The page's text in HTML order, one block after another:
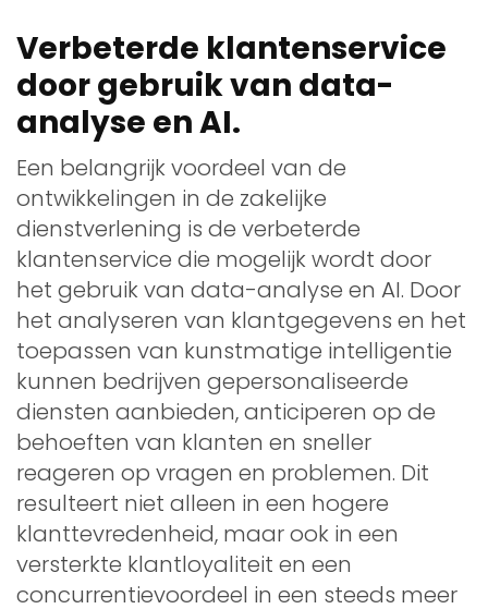
Verbeterde klantenservice
door gebruik van data-
analyse en AI.
Een belangrijk voordeel van de
ontwikkelingen in de zakelijke
dienstverlening is de verbeterde
klantenservice die mogelijk wordt door
het gebruik van data-analyse en AI. Door
het analyseren van klantgegevens en het
toepassen van kunstmatige intelligentie
kunnen bedrijven gepersonaliseerde
diensten aanbieden, anticiperen op de
behoeften van klanten en sneller
reageren op vragen en problemen. Dit
resulteert niet alleen in een hogere
klanttevredenheid, maar ook in een
versterkte klantloyaliteit en een
concurrentievoordeel in een steeds meer